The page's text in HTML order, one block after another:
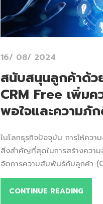
16/ 08/ 2024
สนับสนุนลูกค้าด้
CRM Free เพิ่ม
พอใจและความภั
ในโลกธุรกิจปัจจุบัน การให้คว
สิ่งสำคัญที่สุดในการสร้างความส
จัดการความสัมพันธ์กับลูกค้า
CONTINUE READING